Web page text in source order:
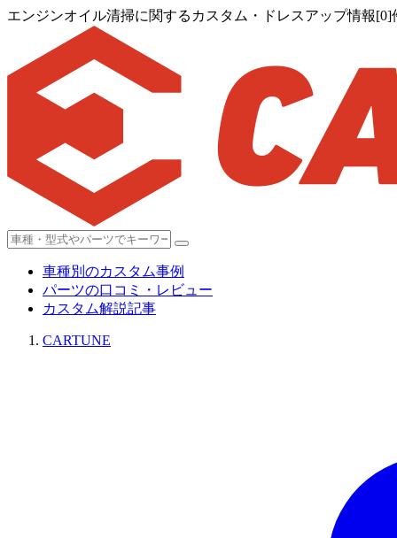
エンジンオイル清掃に関するカスタム・ドレスアップ情報[0]
車種別のカスタム事例
パーツの口コミ・レビュー
カスタム解説記事
CARTUNE